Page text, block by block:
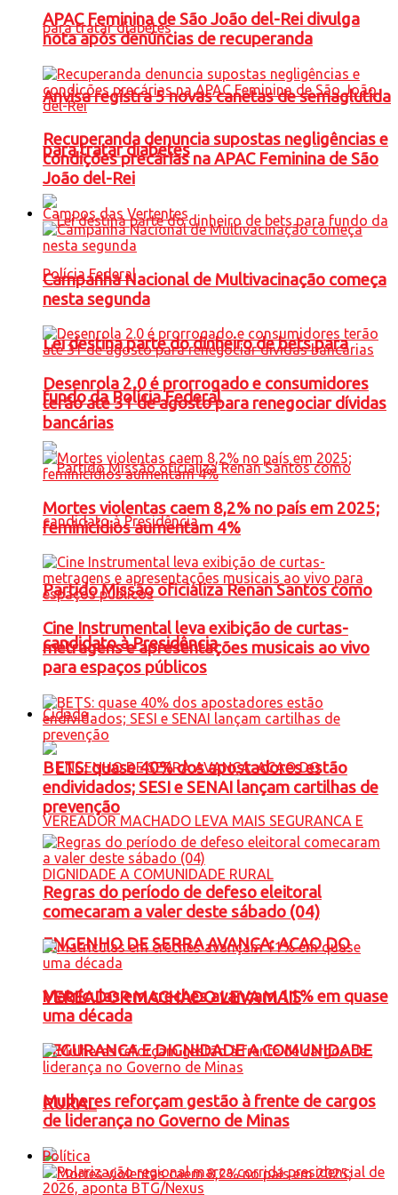
Anvisa registra 5 novas canetas de semaglutida
para tratar diabetes
Lei destina parte do dinheiro de bets para
fundo da Polícia Federal
Partido Missão oficializa Renan Santos como
candidato à Presidência
Cidade
ENGENHO DE SERRA AVANÇA: ACAO DO
VEREADOR MACHADO LEVA MAIS
SEGURANCA E DIGNIDADE A COMUNIDADE
RURAL
APAC Feminina de São João del-Rei divulga
nota após denúncias de recuperanda
Recuperanda denuncia supostas negligências e
condições precárias na APAC Feminina de São
João del-Rei
Campos das Vertentes
Campanha Nacional de Multivacinação começa
nesta segunda
Desenrola 2.0 é prorrogado e consumidores
terão até 31 de agosto para renegociar dívidas
bancárias
Mortes violentas caem 8,2% no país em 2025;
feminicídios aumentam 4%
Cine Instrumental leva exibição de curtas-
metragens e apresentações musicais ao vivo
para espaços públicos
BETS: quase 40% dos apostadores estão
endividados; SESI e SENAI lançam cartilhas de
prevenção
Regras do período de defeso eleitoral
comecaram a valer deste sábado (04)
Matrículas em creches avançam 11% em quase
uma década
Mulheres reforçam gestão à frente de cargos
de liderança no Governo de Minas
Política